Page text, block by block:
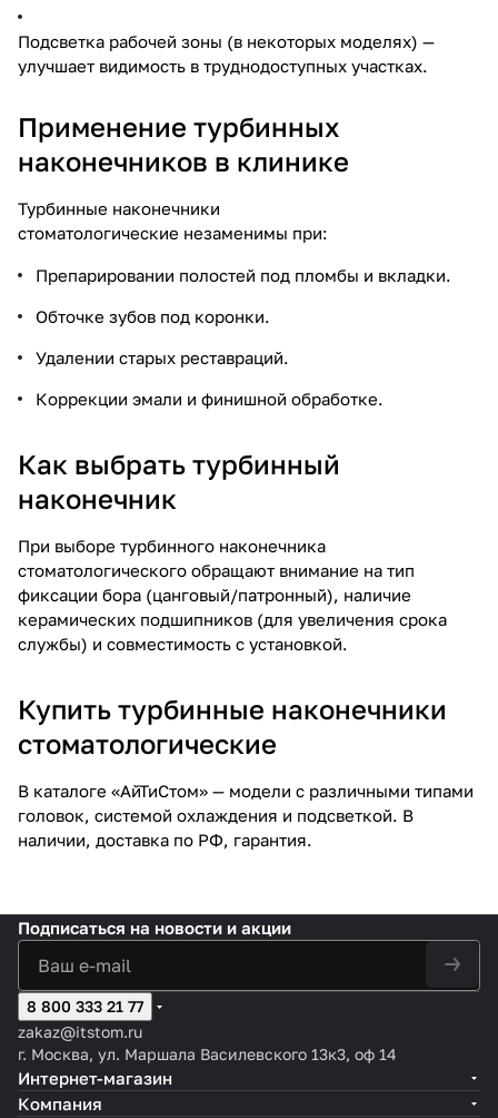
Подсветка рабочей зоны (в некоторых моделях) —
улучшает видимость в труднодоступных участках.
Применение турбинных
наконечников в клинике
Турбинные наконечники
стоматологические незаменимы при:
Препарировании полостей под пломбы и вкладки.
Обточке зубов под коронки.
Удалении старых реставраций.
Коррекции эмали и финишной обработке.
Как выбрать турбинный
наконечник
При выборе турбинного наконечника
стоматологического обращают внимание на тип
фиксации бора (цанговый/патронный), наличие
керамических подшипников (для увеличения срока
службы) и совместимость с установкой.
Купить турбинные наконечники
стоматологические
В каталоге «АйТиСтом» — модели с различными типами
головок, системой охлаждения и подсветкой. В
наличии, доставка по РФ, гарантия.
Подписаться на новости и акции
8 800 333 21 77
zakaz@itstom.ru
г. Москва, ул. Маршала Василевского 13к3, оф 14
Интернет-магазин
Компания